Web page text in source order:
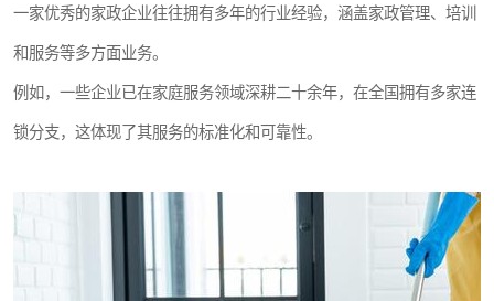
一家优秀的家政企业往往拥有多年的行业经验，涵盖家政管理、培训
和服务等多方面业务。
例如，一些企业已在家庭服务领域深耕二十余年，在全国拥有多家连
锁分支，这体现了其服务的标准化和可靠性。